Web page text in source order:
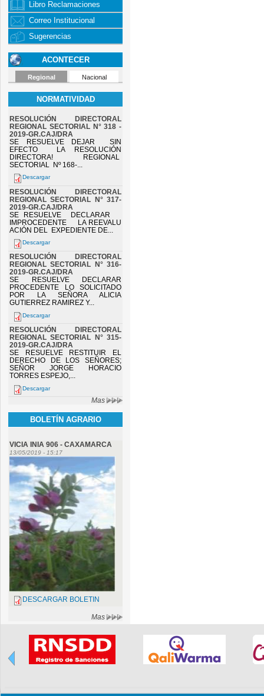
Libro Reclamaciones
Correo Institucional
Sugerencias
ACONTECER
Regional Nacional
NORMATIVIDAD
RESOLUCIÓN DIRECTORAL
REGIONAL SECTORIAL N° 318 -
2019-GR.CAJ/DRA
SE RESUELVE DEJAR SIN
EFECTO LA RESOLUCIÓN
DIRECTORA! REGIONAL
SECTORIAL Nº 168-...
Descargar
RESOLUCIÓN DIRECTORAL
REGIONAL SECTORIAL N° 317-
2019-GR.CAJ/DRA
SE RESUELVE DECLARAR
IMPROCEDENTE LA REEVALU
ACIÓN DEL EXPEDIENTE DE...
Descargar
RESOLUCIÓN DIRECTORAL
REGIONAL SECTORIAL N° 316-
2019-GR.CAJ/DRA
SE RESUELVE DECLARAR
PROCEDENTE LO SOLICITADO
POR LA SEÑORA ALICIA
GUTIERREZ RAMIREZ Y...
Descargar
RESOLUCIÓN DIRECTORAL
REGIONAL SECTORIAL N° 315-
2019-GR.CAJ/DRA
SE RESUELVE RESTITUIR EL
DERECHO DE LOS SEÑORES;
SEÑOR JORGE HORACIO
TORRES ESPEJO,...
Descargar
Mas
BOLETÍN AGRARIO
VICIA INIA 906 - CAXAMARCA
13/05/2019 - 15:17
DESCARGAR BOLETIN
Mas